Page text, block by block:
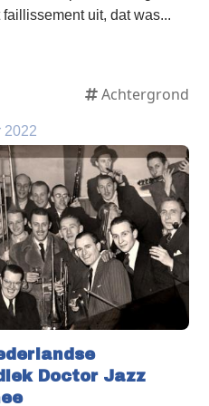
uit, dat was...
Achtergrond
2022
Doctor Jazz